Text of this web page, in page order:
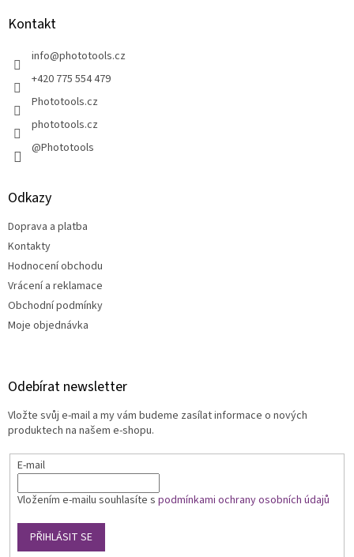
Kontakt
info@phototools.cz
+420 775 554 479
Phototools.cz
phototools.cz
@Phototools
Odkazy
Doprava a platba
Kontakty
Hodnocení obchodu
Vrácení a reklamace
Obchodní podmínky
Moje objednávka
Odebírat newsletter
Vložte svůj e-mail a my vám budeme zasílat informace o nových
produktech na našem e-shopu.
E-mail
Vložením e-mailu souhlasíte s podmínkami ochrany osobních údajů
PŘIHLÁSIT SE